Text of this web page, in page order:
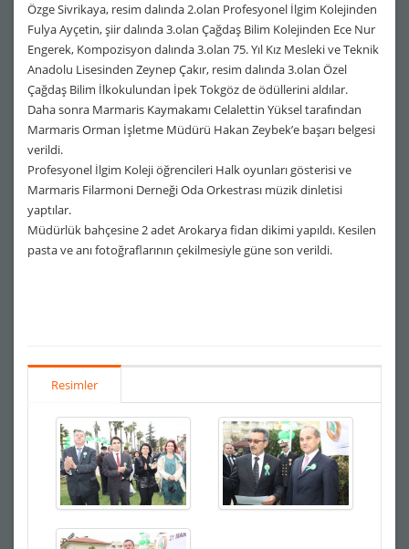
Özge Sivrikaya, resim dalında 2.olan Profesyonel İlgim Kolejinden
Fulya Ayçetin, şiir dalında 3.olan Çağdaş Bilim Kolejinden Ece Nur
Engerek, Kompozisyon dalında 3.olan 75. Yıl Kız Mesleki ve Teknik
Anadolu Lisesinden Zeynep Çakır, resim dalında 3.olan Özel
Çağdaş Bilim İlkokulundan İpek Tokgöz de ödüllerini aldılar.
Daha sonra Marmaris Kaymakamı Celalettin Yüksel tarafından
Marmaris Orman İşletme Müdürü Hakan Zeybek’e başarı belgesi
verildi.
Profesyonel İlgim Koleji öğrencileri Halk oyunları gösterisi ve
Marmaris Filarmoni Derneği Oda Orkestrası müzik dinletisi
yaptılar.
Müdürlük bahçesine 2 adet Arokarya fidan dikimi yapıldı. Kesilen
pasta ve anı fotoğraflarının çekilmesiyle güne son verildi.
Resimler